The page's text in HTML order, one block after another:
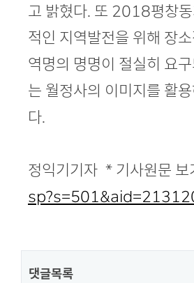
고 밝혔다. 또 2018평창
적인 지역발전을 위해 장
역명의 명명이 절실히 요
는 월정사의 이미지를 활
다.
정익기기자 * 기사원문 보
댓글목록